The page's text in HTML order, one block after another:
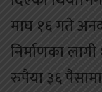
माघ १६ गते
निर्माणका
रुपैया ३६